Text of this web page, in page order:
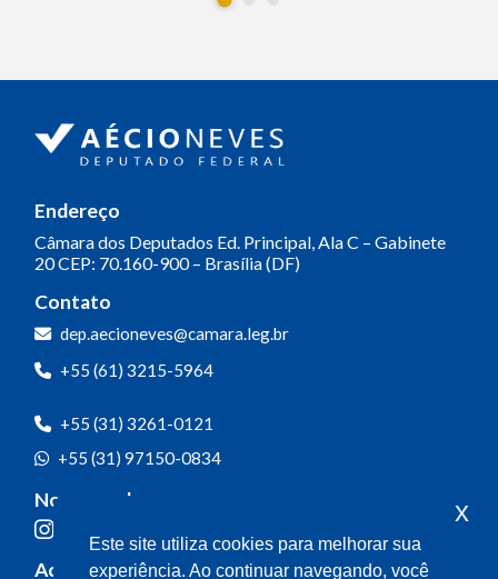
Endereço
Câmara dos Deputados Ed. Principal, Ala C – Gabinete
20CEP: 70.160-900 – Brasília (DF)
Contato
dep.aecioneves@camara.leg.br
+55 (61) 3215-5964
+55 (31) 3261-0121
+55 (31) 97150-0834
Nossas redes
Acompanhe o meu mandato
Este site utiliza cookies para melhorar sua
experiência. Ao continuar navegando, você
x